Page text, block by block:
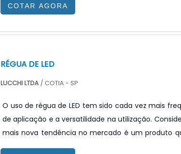
oferecidas para atacado e varejo. Além disso, é
INMETRO, que atestam a qualidade de acessórios
COTAR AGORA
RÉGUA DE LED
LUCCHI LTDA/ COTIA - SP
O uso de régua de LED tem sido cada vez mais
de aplicação e a versatilidade na utilização.
mais nova tendência no mercado é um produto
excelente qualidade, Perfeito para o